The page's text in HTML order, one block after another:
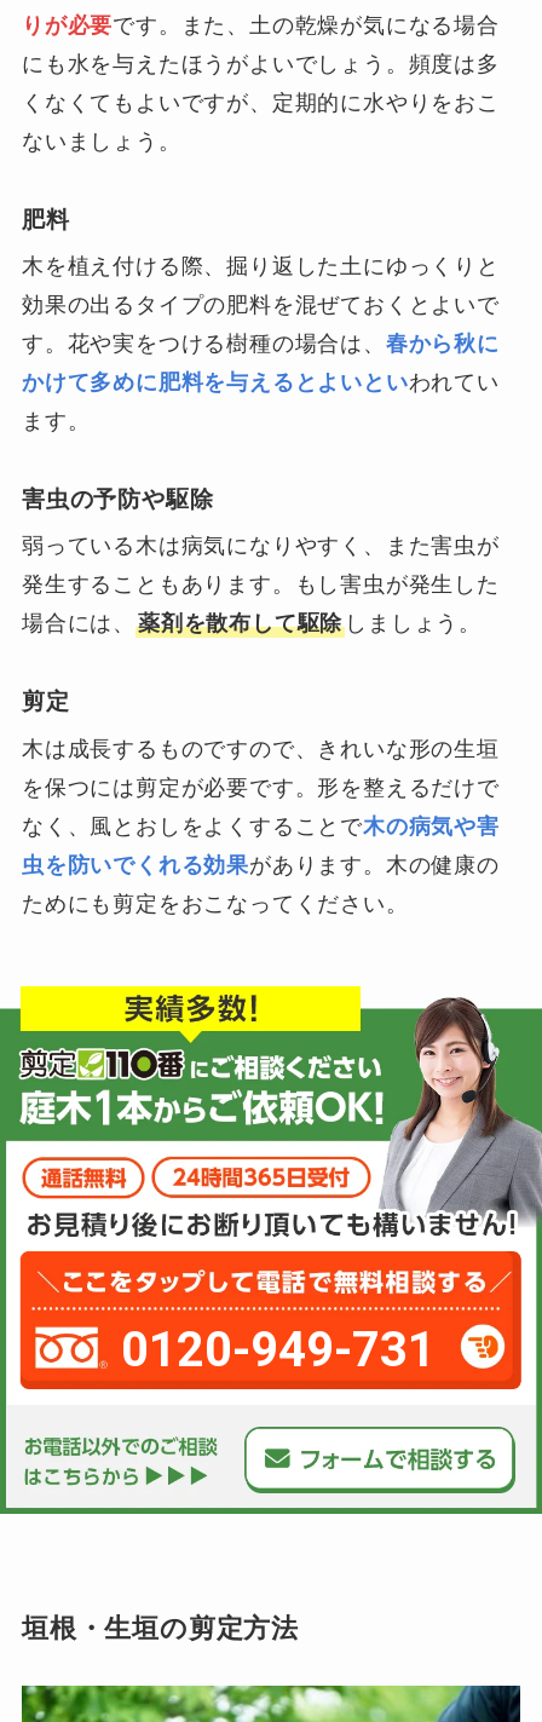
りが必要です。また、土の乾燥が気になる場合
にも水を与えたほうがよいでしょう。頻度は多
くなくてもよいですが、定期的に水やりをおこ
ないましょう。
肥料
木を植え付ける際、掘り返した土にゆっくりと
効果の出るタイプの肥料を混ぜておくとよいで
す。花や実をつける樹種の場合は、 春から秋に
かけて多めに肥料を与えるとよいといわれてい
ます。
害虫の予防や駆除
弱っている木は病気になりやすく、また害虫が
発生することもあります。もし害虫が発生した
場合には、 薬剤を散布して駆除 しましょう。
剪定
木は成長するものですので、きれいな形の生垣
を保つには剪定が必要です。形を整えるだけで
なく、風とおしをよくすることで木の病気や害
虫を防いでくれる効果があります。木の健康の
ためにも剪定をおこなってください。
0120-949-731
垣根・生垣の剪定方法